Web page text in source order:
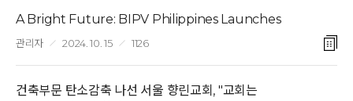
A Bright Future: BIPV Philippines Launches
관리자 2024. 10. 15 1126
건축부문 탄소감축 나선 서울 향린교회, "교회는